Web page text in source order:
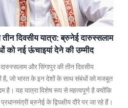
तीन दिवसीय यात्रा: ब्रुनेई दारुस्सलाम
को नई ऊंचाइयां देने की उम्मीद
और सिंगापुर की तीन दिवसीय
जो भारत के इन देशों के साथ संबंधों को मजबूत
है। यह यात्रा विशेष रूप से महत्वपूर्ण है क्योंकि
ब्रुनेई के द्विपक्षीय दौरे पर जा रहे हैं।